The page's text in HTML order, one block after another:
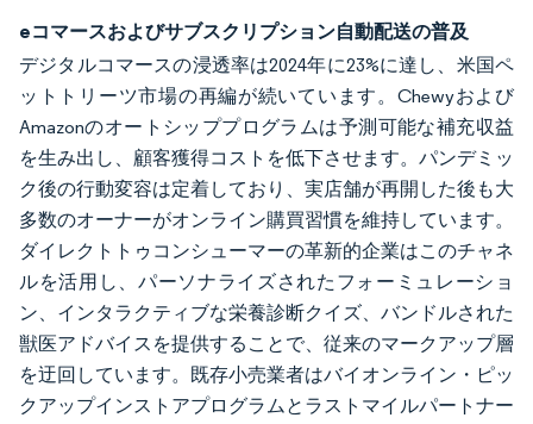
eコマースおよびサブスクリプション自動配送の普及
デジタルコマースの浸透率は2024年に23%に達し、米国ペ
ットトリーツ市場の再編が続いています。Chewyおよび
Amazonのオートシッププログラムは予測可能な補充収益
を生み出し、顧客獲得コストを低下させます。パンデミッ
ク後の行動変容は定着しており、実店舗が再開した後も大
多数のオーナーがオンライン購買習慣を維持しています。
ダイレクトトゥコンシューマーの革新的企業はこのチャネ
ルを活用し、パーソナライズされたフォーミュレーショ
ン、インタラクティブな栄養診断クイズ、バンドルされた
獣医アドバイスを提供することで、従来のマークアップ層
を迂回しています。既存小売業者はバイオンライン・ピッ
クアップインストアプログラムとラストマイルパートナー